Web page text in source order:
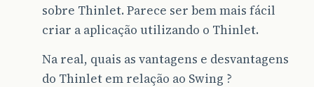
sobre Thinlet. Parece ser bem mais fácil
criar a aplicação utilizando o Thinlet.
Na real, quais as vantagens e desvantagens
do Thinlet em relação ao Swing ?